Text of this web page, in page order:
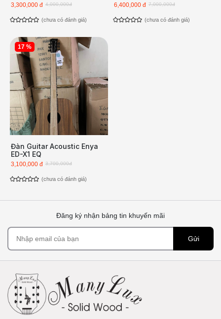
4,000,000đ
3,300,000 đ
(chưa có đánh giá)
7,000,000đ
6,400,000 đ
(chưa có đánh giá)
17 %
Đàn Guitar Acoustic Enya
ED-X1 EQ
3,700,000đ
3,100,000 đ
(chưa có đánh giá)
Đăng ký nhận bảng tin khuyến mãi
Gửi